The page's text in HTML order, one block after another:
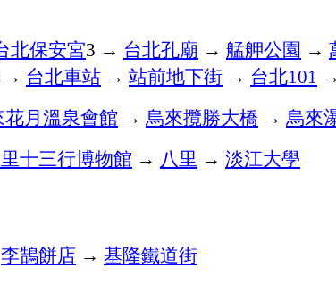
北保安宮3 → 台北孔廟 → 艋舺公園 →
→ 台北車站 → 站前地下街 → 台北101 →
花月溫泉會館 → 烏來攬勝大橋 → 烏來
十三行博物館 → 八里 → 淡江大學
李鵠餅店 → 基隆鐵道街